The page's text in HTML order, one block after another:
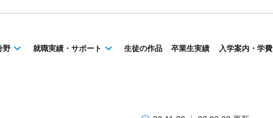
野 就職実績・サポート 生徒の作品 卒業生実績 入学案内・学費